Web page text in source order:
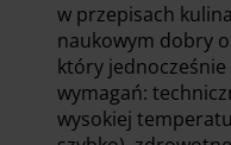
w przepisach
naukowym dobry
który
wymagań:
wysokiej